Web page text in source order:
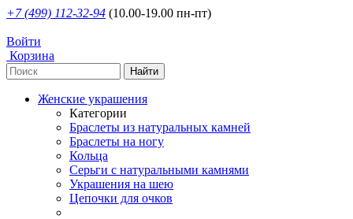
+7 (499) 112-32-94 (10.00-19.00 пн-пт)
Войти
Корзина
Женские украшения
Категории
Браслеты из натуральных камней
Браслеты на ногу
Кольца
Серьги с натуральными камнями
Украшения на шею
Цепочки для очков